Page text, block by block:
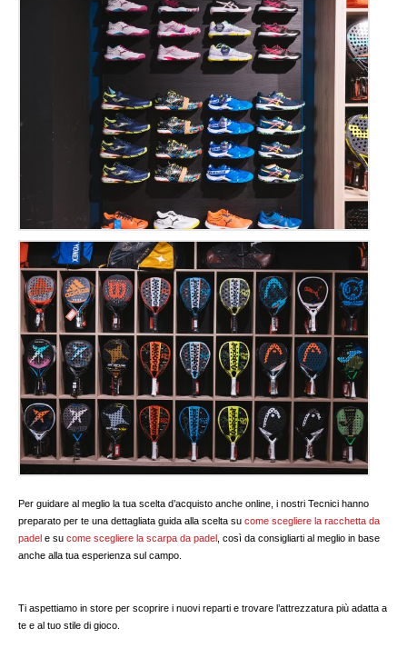
Per guidare al meglio la tua scelta d’acquisto anche online, i nostri Tecnici hanno
preparato per te una dettagliata guida alla scelta sucome scegliere la racchetta da
padel e sucome scegliere la scarpa da padel , così da consigliarti al meglio in base
anche alla tua esperienza sul campo.
Ti aspettiamo in store per scoprire i nuovi reparti e trovare l’attrezzatura più adatta a
te e al tuo stile di gioco.